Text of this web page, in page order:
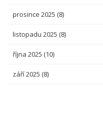
prosince 2025 (8)
listopadu 2025 (8)
října 2025 (10)
září 2025 (8)